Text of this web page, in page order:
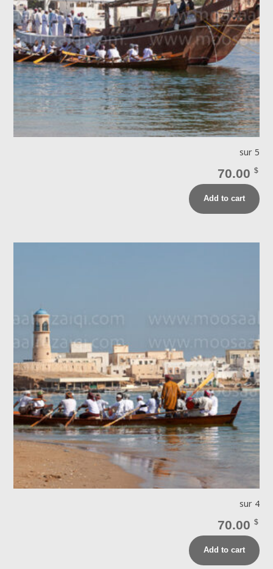
sur 5
70.00 $
Add to cart
sur 4
70.00 $
Add to cart